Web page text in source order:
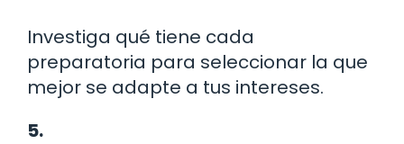
Investiga qué tiene cada
preparatoria para seleccionar la que
mejor se adapte a tus intereses.
5.